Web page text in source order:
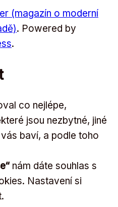
(magazín o moderní
. Powered by
.